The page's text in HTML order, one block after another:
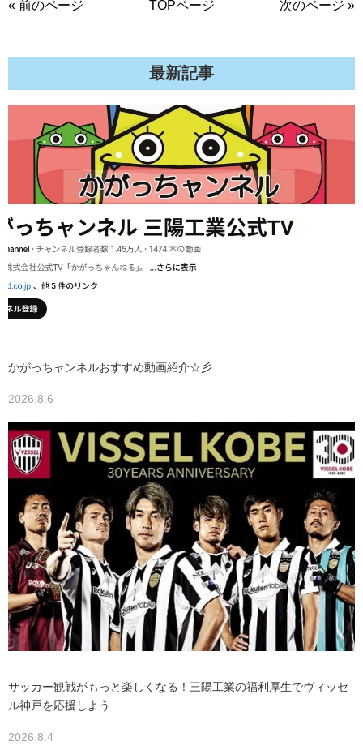
« 前のページ TOPページ 次のページ »
最新記事
かがっちャンネルおすすめ動画紹介☆彡
2026.8.6
サッカー観戦がもっと楽しくなる！三陽工業の福利厚生でヴィッセ
ル神戸を応援しよう
2026.8.4